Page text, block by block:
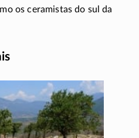
os ceramistas do sul da